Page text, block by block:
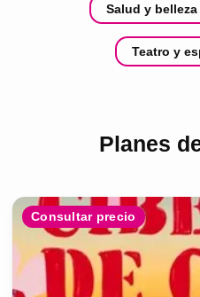
Salud y belleza
Teatro y
Planes
Consultar precio